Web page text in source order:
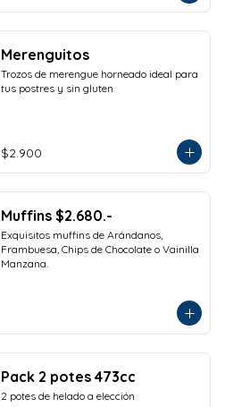
Merenguitos
Trozos de merengue horneado ideal para
tus postres y sin gluten
$2.900
Muffins $2.680.-
Exquisitos muffins de Arándanos,
Frambuesa, Chips de Chocolate o Vainilla
Manzana.
Pack 2 potes 473cc
2 potes de helado a elección